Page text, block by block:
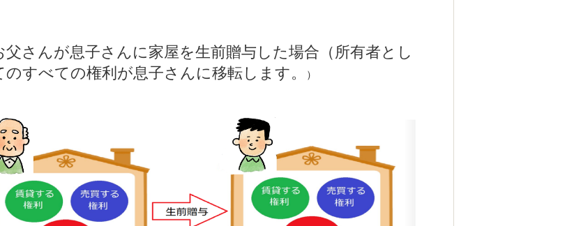
父さんが息子さんに家屋を生前贈与した場合 （所有者とし
のすべての権利が息子さんに移転します。
）